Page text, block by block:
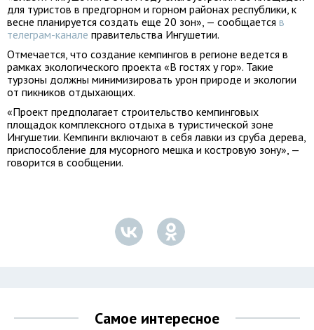
для туристов в предгорном и горном районах республики, к
весне планируется создать еще 20 зон», — сообщается в
телеграм-канале правительства Ингушетии.
Отмечается, что создание кемпингов в регионе ведется в
рамках экологического проекта «В гостях у гор». Такие
турзоны должны минимизировать урон природе и экологии
от пикников отдыхающих.
«Проект предполагает строительство кемпинговых
площадок комплексного отдыха в туристической зоне
Ингушетии. Кемпинги включают в себя лавки из сруба дерева,
приспособление для мусорного мешка и костровую зону», —
говорится в сообщении.
Самое интересное